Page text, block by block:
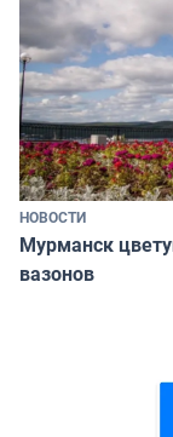
НОВОСТИ
Мурманск
вазонов